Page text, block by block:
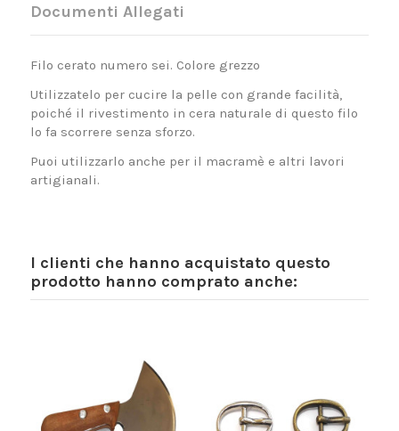
Documenti Allegati
Filo cerato numero sei. Colore grezzo
Utilizzatelo per cucire la pelle con grande facilità,
poiché il rivestimento in cera naturale di questo filo
lo fa scorrere senza sforzo.
Puoi utilizzarlo anche per il macramè e altri lavori
artigianali.
I clienti che hanno acquistato questo
prodotto hanno comprato anche: